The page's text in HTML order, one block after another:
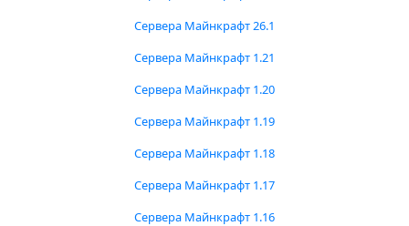
Сервера Майнкрафт 26.1
Сервера Майнкрафт 1.21
Сервера Майнкрафт 1.20
Сервера Майнкрафт 1.19
Сервера Майнкрафт 1.18
Сервера Майнкрафт 1.17
Сервера Майнкрафт 1.16